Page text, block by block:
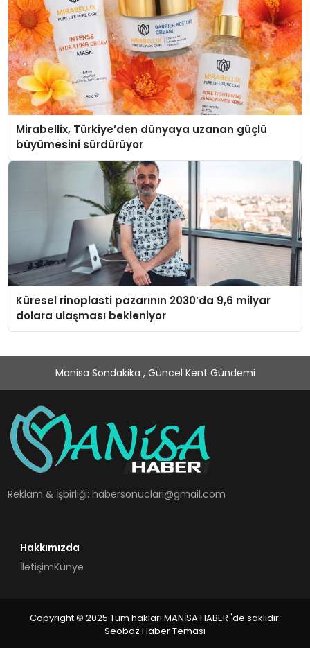
Mirabellix, Türkiye’den dünyaya uzanan güçlü
büyümesini sürdürüyor
Küresel rinoplasti pazarının 2030’da 9,6 milyar
dolara ulaşması bekleniyor
Manisa Sondakika , Güncel Kent Gündemi
Reklam & İşbirliği:habersonuclari@gmail.com
Hakkımızda
İletişimKünye
Copyright © 2025 Tüm hakları MANİSA HABER 'de saklıdır.
Seobaz Haber Teması